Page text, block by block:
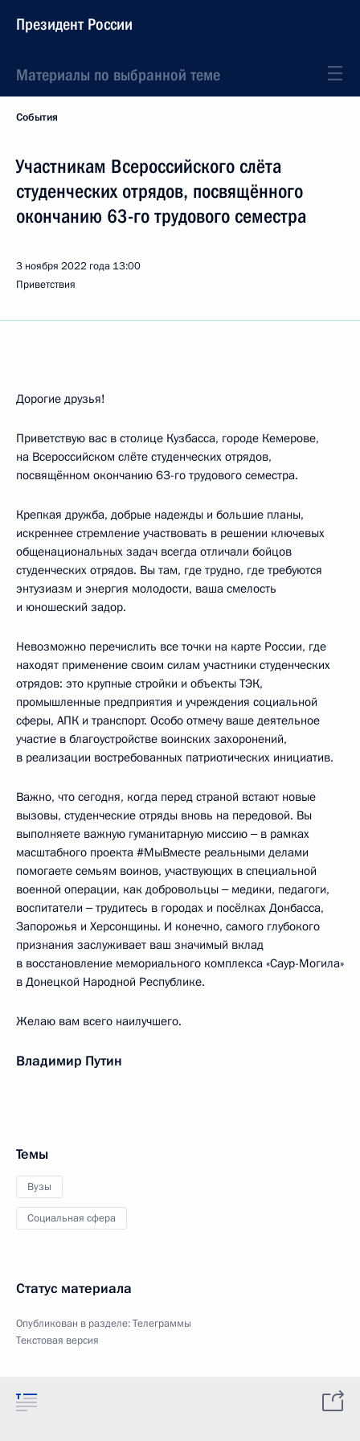
Президент России
Материалы по выбранной теме
События
Участникам Всероссийского слёта
студенческих отрядов, посвящённого
окончанию 63-го трудового семестра
3 ноября 2022 года 13:00
Приветствия
Дорогие друзья!
Приветствую вас в столице Кузбасса, городе Кемерове,
на Всероссийском слёте студенческих отрядов,
посвящённом окончанию 63-го трудового семестра.
Крепкая дружба, добрые надежды и большие планы,
искреннее стремление участвовать в решении ключевых
общенациональных задач всегда отличали бойцов
студенческих отрядов. Вы там, где трудно, где требуются
энтузиазм и энергия молодости, ваша смелость
и юношеский задор.
Невозможно перечислить все точки на карте России, где
находят применение своим силам участники студенческих
отрядов: это крупные стройки и объекты ТЭК,
промышленные предприятия и учреждения социальной
сферы, АПК и транспорт. Особо отмечу ваше деятельное
участие в благоустройстве воинских захоронений,
в реализации востребованных патриотических инициатив.
Важно, что сегодня, когда перед страной встают новые
вызовы, студенческие отряды вновь на передовой. Вы
выполняете важную гуманитарную миссию ‒ в рамках
масштабного проекта #МыВместе реальными делами
помогаете семьям воинов, участвующих в специальной
военной операции, как добровольцы ‒ медики, педагоги,
воспитатели ‒ трудитесь в городах и посёлках Донбасса,
Запорожья и Херсонщины. И конечно, самого глубокого
признания заслуживает ваш значимый вклад
в восстановление мемориального комплекса «Саур-Могила»
в Донецкой Народной Республике.
Желаю вам всего наилучшего.
Владимир Путин
Темы
Вузы
Социальная сфера
Статус материала
Опубликован в разделе:Телеграммы
Текстовая версия